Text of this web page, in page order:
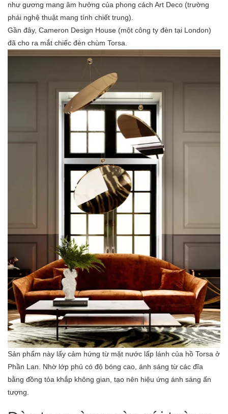
như gương mang âm hưởng của phong cách Art Deco (trường
phái nghệ thuật mang tính chiết trung).
Gần đây, Cameron Design House (một công ty đèn tại London)
đã cho ra mắt chiếc đèn chùm Torsa.
Sản phẩm này lấy cảm hứng từ mặt nước lấp lánh của hồ Torsa ở
Phần Lan. Nhờ lớp phủ có độ bóng cao, ánh sáng từ các đĩa
bằng đồng tỏa khắp không gian, tạo nên hiệu ứng ánh sáng ấn
tượng.